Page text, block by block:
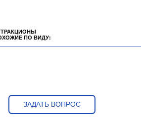
ПО ВИДУ:
ЗАДАТЬ ВОПРОС